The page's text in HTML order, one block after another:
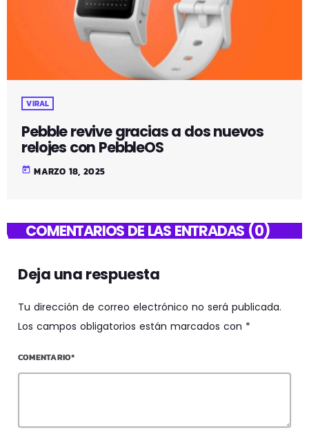
VIRAL
Pebble revive gracias a dos nuevos
relojes con PebbleOS
today MARZO 18, 2025
COMENTARIOS DE LAS ENTRADAS (0)
Deja una respuesta
Tu dirección de correo electrónico no será publicada.
Los campos obligatorios están marcados con *
COMENTARIO*